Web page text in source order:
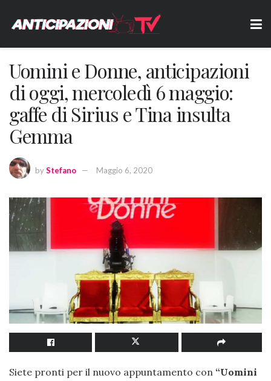
Uomini e Donne, anticipazioni
di oggi, mercoledì 6 maggio:
gaffe di Sirius e Tina insulta
Gemma
byStefano Maggio 6, 2020
Siete pronti per il nuovo appuntamento con “Uomini